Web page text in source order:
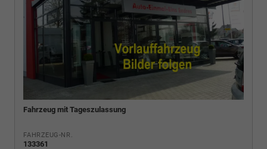
Fahrzeug mit Tageszulassung
FAHRZEUG-NR.
133361